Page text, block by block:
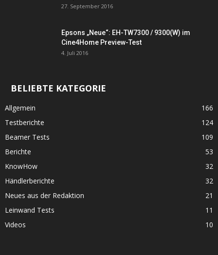
27. September 2016
Epsons „Neue“: EH-TW7300 / 9300(W) im
Cine4Home Preview-Test
4. Juli 2016
BELIEBTE KATEGORIE
Allgemein
166
Testberichte
124
Beamer Tests
109
Berichte
53
KnowHow
32
Händlerberichte
32
Neues aus der Redaktion
21
Leinwand Tests
11
Videos
10